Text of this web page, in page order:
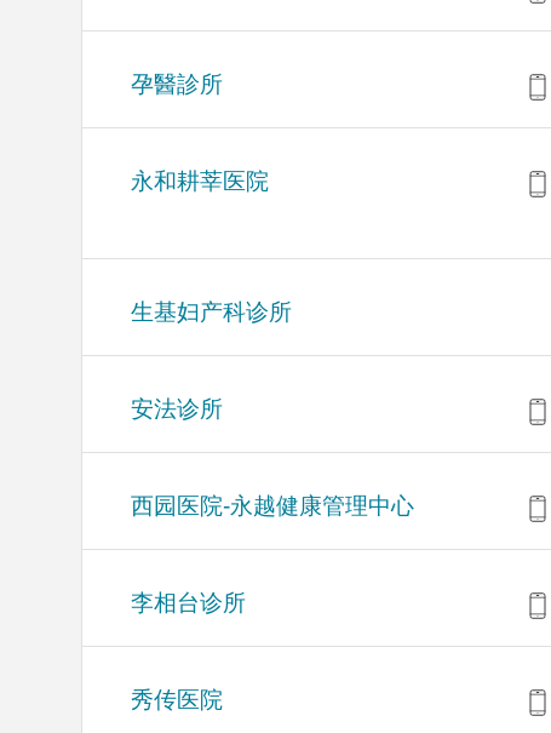
孕醫診所
永和耕莘医院
生基妇产科诊所
安法诊所
西园医院-永越健康管理中心
李相台诊所
秀传医院